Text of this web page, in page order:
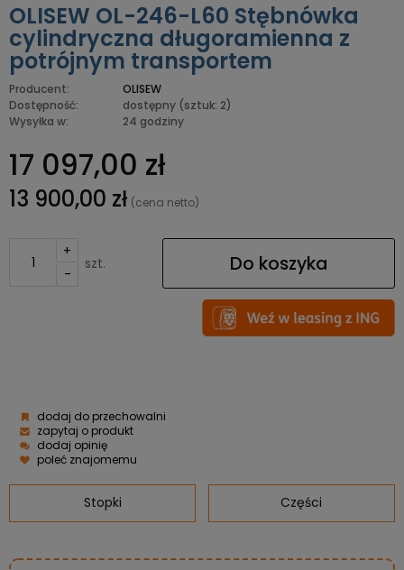
OLISEW OL-246-L60 Stębnówka
cylindryczna długoramienna z
potrójnym transportem
Producent:
OLISEW
Dostępność:
dostępny (sztuk: 2)
Wysyłka w:
24 godziny
17 097,00 zł
13 900,00 zł (cena netto)
+
-
szt. Do koszyka
dodaj do przechowalni
zapytaj o produkt
dodaj opinię
poleć znajomemu
Stopki Części